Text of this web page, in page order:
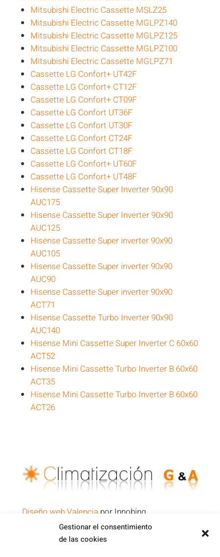
Gestionar el consentimiento
de las cookies
Mitsubishi Electric Cassette MSLZ25
Mitsubishi Electric Cassette MGLPZ140
Mitsubishi Electric Cassette MGLPZ125
Mitsubishi Electric Cassette MGLPZ100
Mitsubishi Electric Cassette MGLPZ71
Cassette LG Confort+ UT42F
Cassette LG Confort+ CT12F
Cassette LG Confort+ CT09F
Cassette LG Confort UT36F
Cassette LG Confort UT30F
Cassette LG Confort CT24F
Cassette LG Confort CT18F
Cassette LG Confort+ UT60F
Cassette LG Confort+ UT48F
Hisense Cassette Super Inverter 90x90
AUC175
Hisense Cassette Super Inverter 90x90
AUC125
Hisense Cassette Super inverter 90x90
AUC105
Hisense Cassette Super inverter 90x90
AUC90
Hisense Cassette Super inverter 90x90
ACT71
Hisense Cassette Turbo Inverter 90x90
AUC140
Hisense Mini Cassette Super Inverter C 60x60
ACT52
Hisense Mini Cassette Turbo Inverter B 60x60
ACT35
Hisense Mini Cassette Turbo Inverter B 60x60
ACT26
Diseño web Valencia por Innobing